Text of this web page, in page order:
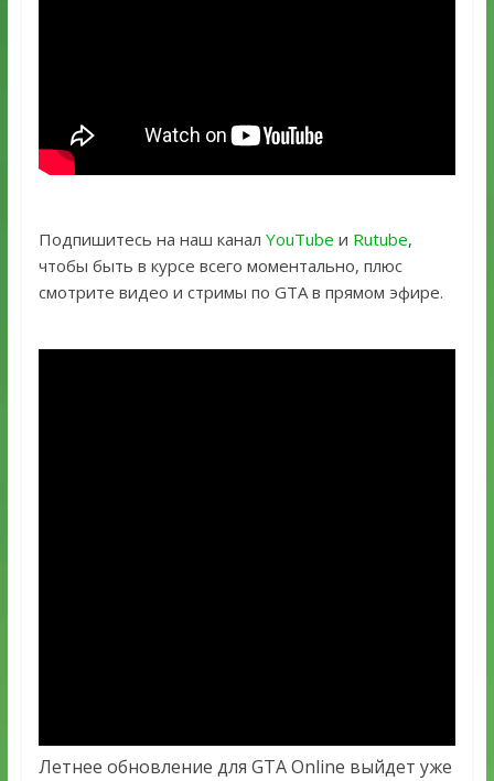
Подпишитесь на наш канал YouTube и Rutube,
чтобы быть в курсе всего моментально, плюс
смотрите видео и стримы по GTA в прямом эфире.
Летнее обновление для GTA Online выйдет уже